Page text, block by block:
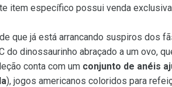
item específico possui venda
que já está arrancando suspiros dos
do dinossaurinho abraçado a um ovo,
conta com um conjunto de anéis
), jogos americanos coloridos para